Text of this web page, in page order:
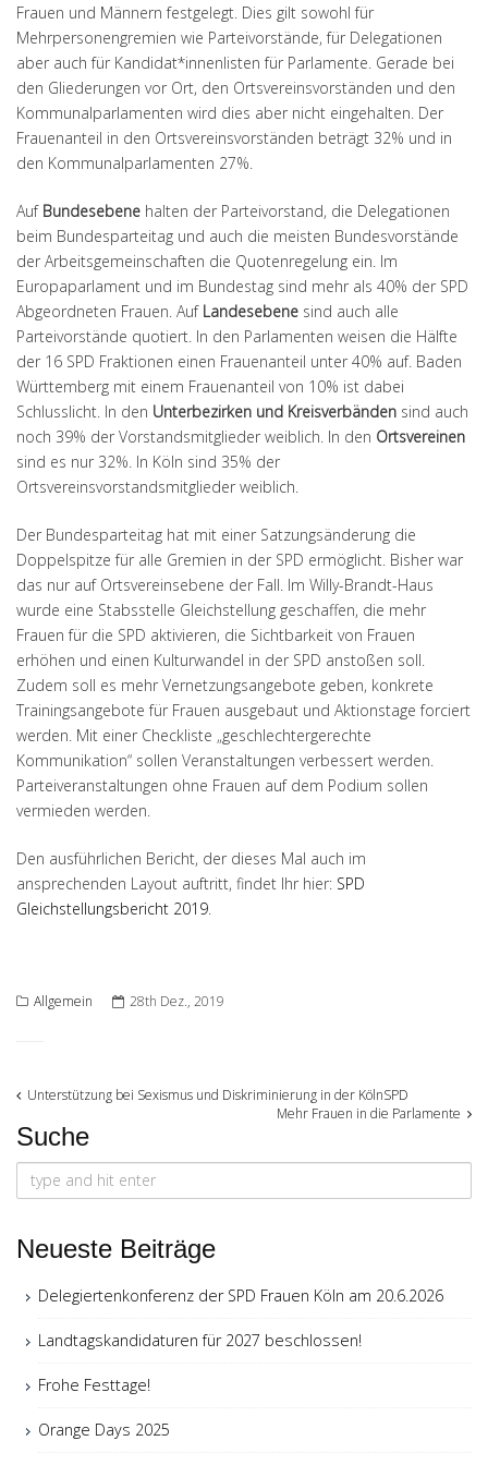
Frauen und Männern festgelegt. Dies gilt sowohl für
Mehrpersonengremien wie Parteivorstände, für Delegationen
aber auch für Kandidat*innenlisten für Parlamente. Gerade bei
den Gliederungen vor Ort, den Ortsvereinsvorständen und den
Kommunalparlamenten wird dies aber nicht eingehalten. Der
Frauenanteil in den Ortsvereinsvorständen beträgt 32% und in
den Kommunalparlamenten 27%.
Auf Bundesebene halten der Parteivorstand, die Delegationen
beim Bundesparteitag und auch die meisten Bundesvorstände
der Arbeitsgemeinschaften die Quotenregelung ein. Im
Europaparlament und im Bundestag sind mehr als 40% der SPD
Abgeordneten Frauen. Auf Landesebene sind auch alle
Parteivorstände quotiert. In den Parlamenten weisen die Hälfte
der 16 SPD Fraktionen einen Frauenanteil unter 40% auf. Baden
Württemberg mit einem Frauenanteil von 10% ist dabei
Schlusslicht. In den Unterbezirken und Kreisverbänden sind auch
noch 39% der Vorstandsmitglieder weiblich. In den Ortsvereinen
sind es nur 32%. In Köln sind 35% der
Ortsvereinsvorstandsmitglieder weiblich.
Der Bundesparteitag hat mit einer Satzungsänderung die
Doppelspitze für alle Gremien in der SPD ermöglicht. Bisher war
das nur auf Ortsvereinsebene der Fall. Im Willy-Brandt-Haus
wurde eine Stabsstelle Gleichstellung geschaffen, die mehr
Frauen für die SPD aktivieren, die Sichtbarkeit von Frauen
erhöhen und einen Kulturwandel in der SPD anstoßen soll.
Zudem soll es mehr Vernetzungsangebote geben, konkrete
Trainingsangebote für Frauen ausgebaut und Aktionstage forciert
werden. Mit einer Checkliste „geschlechtergerechte
Kommunikation“ sollen Veranstaltungen verbessert werden.
Parteiveranstaltungen ohne Frauen auf dem Podium sollen
vermieden werden.
Den ausführlichen Bericht, der dieses Mal auch im
ansprechenden Layout auftritt, findet Ihr hier: SPD
Gleichstellungsbericht 2019
Allgemein 28th Dez., 2019
Post
navigation
Unterstützung bei Sexismus und Diskriminierung in der KölnSPD
Mehr Frauen in die Parlamente
Suche
Search
for:
Neueste Beiträge
Delegiertenkonferenz der SPD Frauen Köln am 20.6.2026
Landtagskandidaturen für 2027 beschlossen!
Frohe Festtage!
Orange Days 2025